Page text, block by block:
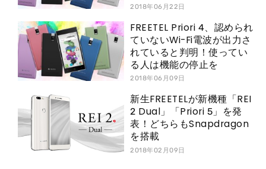
2018年06月22日
FREETEL Priori 4、認められ
ていないWi-Fi電波が出力さ
れていると判明！使ってい
る人は機能の停止を
2018年06月09日
新生FREETELが新機種「REI
2 Dual」「Priori 5」を発
表！どちらもSnapdragon
を搭載
2018年02月09日